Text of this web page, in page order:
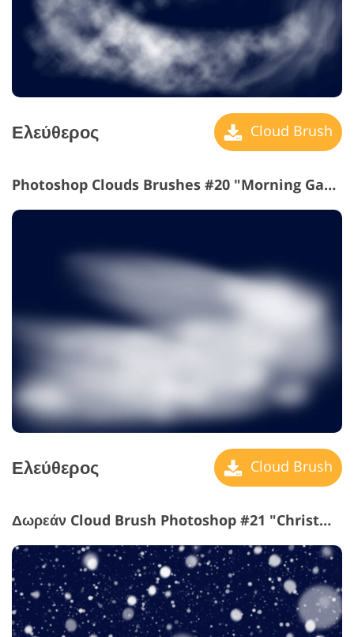
Ελεύθερος Cloud Brush
Photoshop Clouds Brushes #20 "Morning Gauze"
Ελεύθερος Cloud Brush
Δωρεάν Cloud Brush Photoshop #21 "Christmas Time"